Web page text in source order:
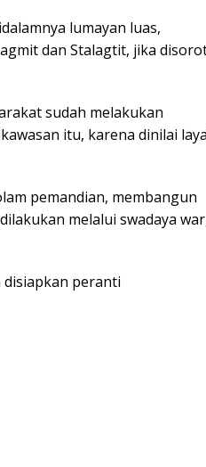
lumayan luas,
dan Stalagtit, jika
sudah melakukan
itu, karena dinilai
pemandian, membangun
melalui swadaya
disiapkan peranti